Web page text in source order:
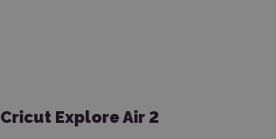
Cricut Explore Air 2